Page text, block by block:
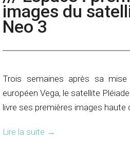
images du
Neo 3
Trois semaines après sa
européen Vega, le satellite
livre ses premières images haute
Lire la suite →